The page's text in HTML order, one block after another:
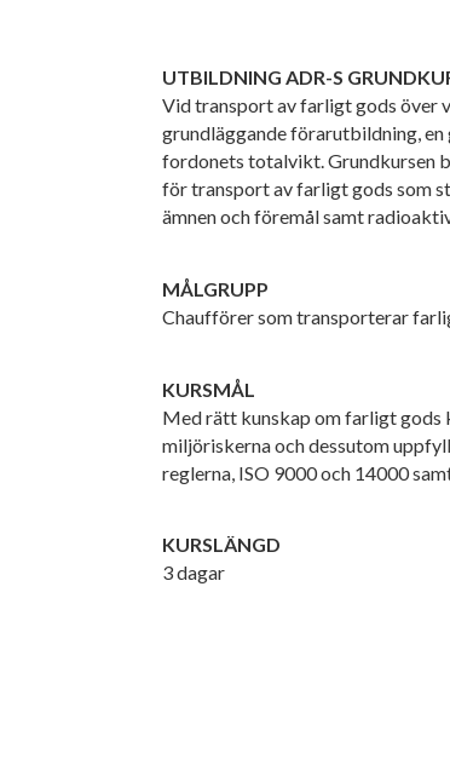
UTBILDNING ADR-S
Vid transport av farligt gods över
grundläggande förarutbildning,
fordonets totalvikt. Grundkursen
för transport av farligt gods som
ämnen och föremål samt
MÅLGRUPP
Chaufförer som transporterar
KURSMÅL
Med rätt kunskap om farligt gods
miljöriskerna och dessutom
reglerna, ISO 9000 och 14000
KURSLÄNGD
3 dagar